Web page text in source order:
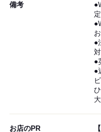
備考
●
●
●
お店のPR